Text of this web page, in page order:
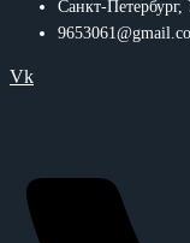
Санкт-
Vk